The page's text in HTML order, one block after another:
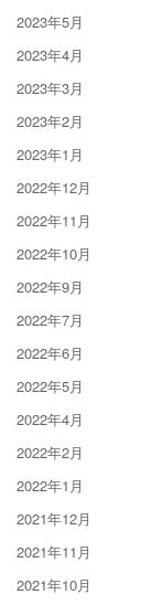
2023年5月
2023年4月
2023年3月
2023年2月
2023年1月
2022年12月
2022年11月
2022年10月
2022年9月
2022年7月
2022年6月
2022年5月
2022年4月
2022年2月
2022年1月
2021年12月
2021年11月
2021年10月